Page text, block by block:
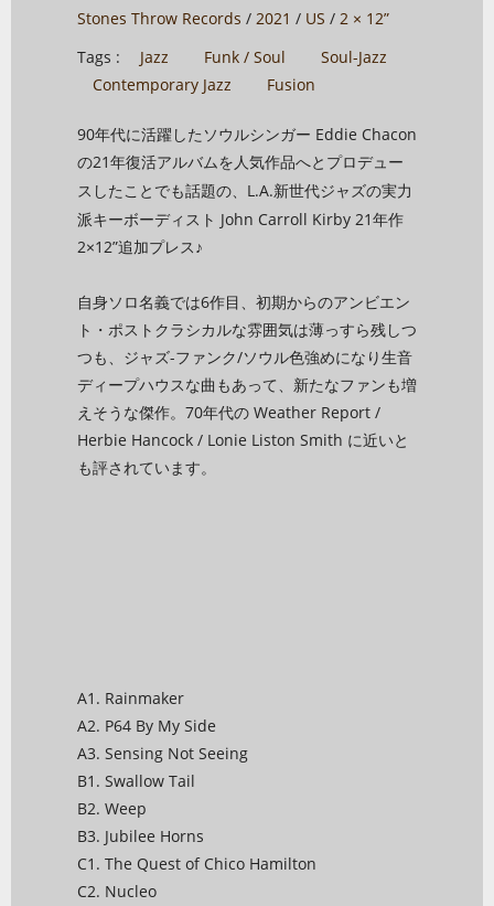
Stones Throw Records / 2021 / US / 2 × 12”
Tags :
Jazz Funk / Soul
Soul-Jazz
Contemporary Jazz
Fusion
90年代に活躍したソウルシンガー Eddie Chacon
の21年復活アルバムを人気作品へと プロデュー
スしたことでも話題の、L.A.新世代ジャズの実力
派キーボーディスト John Carroll Kirby 21年作
2×12”追加プレス♪
自身ソロ名義では6作目、初期からのアンビエン
ト・ポストクラシカルな雰囲気は薄っすら残しつ
つも、ジャズ-ファンク/ソウル色強めになり生音
ディープハウスな曲もあって、新たなファンも増
えそうな傑作。70年代の Weather Report /
Herbie Hancock / Lonie Liston Smith に近いと
も評されています。
A1. Rainmaker
A2. P64 By My Side
A3. Sensing Not Seeing
B1. Swallow Tail
B2. Weep
B3. Jubilee Horns
C1. The Quest of Chico Hamilton
C2. Nucleo